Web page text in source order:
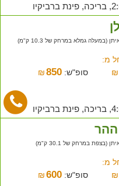
(במעלה גמלא במרחק של 10.3 ק"מ)
מ:
₪ סופ"ש: ₪ 850
ההר
(בצפת במרחק של 30.1 ק"מ)
מ:
₪ סופ"ש: ₪ 600